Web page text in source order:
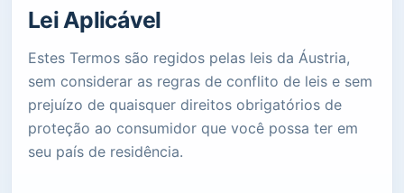
Lei Aplicável
Estes Termos são regidos pelas leis da Áustria,
sem considerar as regras de conflito de leis e sem
prejuízo de quaisquer direitos obrigatórios de
proteção ao consumidor que você possa ter em
seu país de residência.